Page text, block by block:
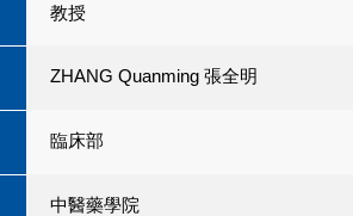
教授
ZHANG Quanming 張全明
臨床部
中醫藥學院